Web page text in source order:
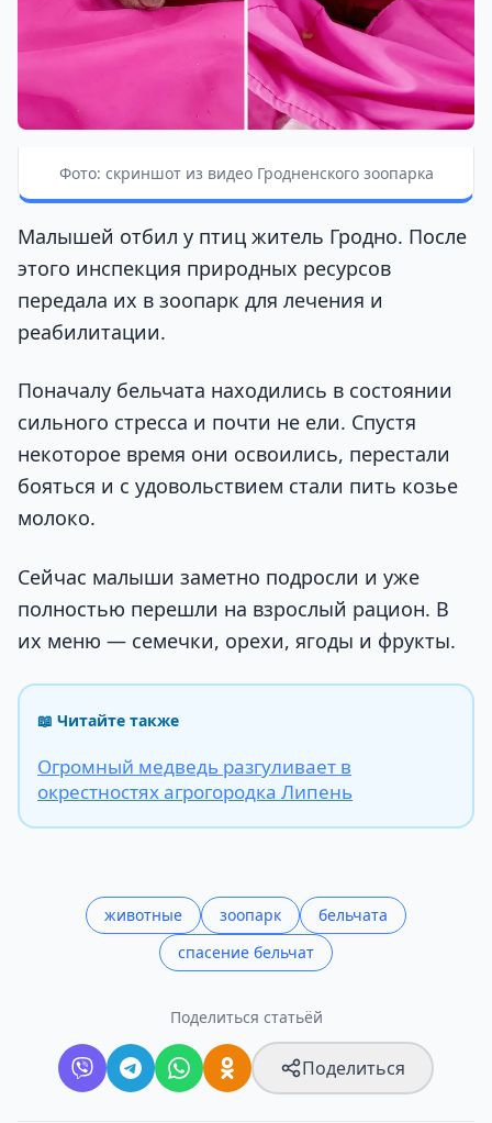
Фото: скриншот из видео Гродненского зоопарка
Малышей отбил у птиц житель Гродно. После
этого инспекция природных ресурсов
передала их в зоопарк для лечения и
реабилитации.
Поначалу бельчата находились в состоянии
сильного стресса и почти не ели. Спустя
некоторое время они освоились, перестали
бояться и с удовольствием стали пить козье
молоко.
Сейчас малыши заметно подросли и уже
полностью перешли на взрослый рацион. В
их меню — семечки, орехи, ягоды и фрукты.
📖 Читайте также
Огромный медведь разгуливает в
окрестностях агрогородка Липень
животные зоопарк
бельчата
спасение бельчат
Поделиться статьёй
Поделиться